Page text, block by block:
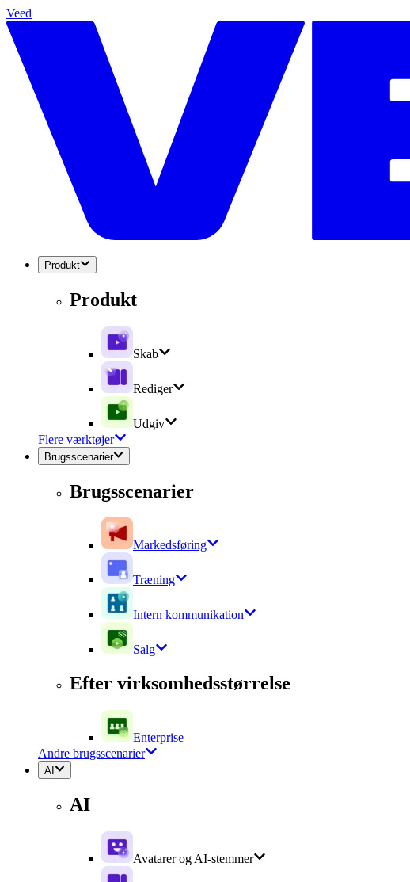
Veed
Produkt
Produkt
Skab
Rediger
Udgiv
Flere værktøjer
Brugsscenarier
Brugsscenarier
Markedsføring
Træning
Intern kommunikation
Salg
Efter virksomhedsstørrelse
Enterprise
Andre brugsscenarier
AI
AI
Avatarer og AI-stemmer